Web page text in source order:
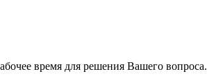
время для решения Вашего вопроса.